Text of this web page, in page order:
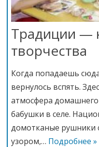
Традиции —
творчества
Когда попадаешь
вернулось вспять.
атмосфера
бабушки в селе.
домотканые
узором,… Подробнее »